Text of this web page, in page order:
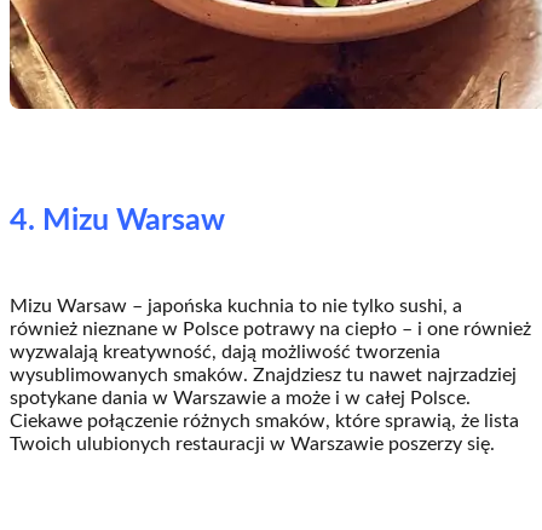
4. Mizu Warsaw
Mizu Warsaw – japońska kuchnia to nie tylko sushi, a
również nieznane w Polsce potrawy na ciepło – i one również
wyzwalają kreatywność, dają możliwość tworzenia
wysublimowanych smaków. Znajdziesz tu nawet najrzadziej
spotykane dania w Warszawie a może i w całej Polsce.
Ciekawe połączenie różnych smaków, które sprawią, że lista
Twoich ulubionych restauracji w Warszawie poszerzy się.